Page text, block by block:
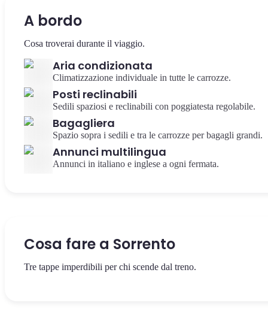
A bordo
Cosa troverai durante il viaggio.
Aria condizionata
Climatizzazione individuale in tutte le carrozze.
Posti reclinabili
Sedili spaziosi e reclinabili con poggiatesta regolabile.
Bagagliera
Spazio sopra i sedili e tra le carrozze per bagagli grandi.
Annunci multilingua
Annunci in italiano e inglese a ogni fermata.
Cosa fare a Sorrento
Tre tappe imperdibili per chi scende dal treno.